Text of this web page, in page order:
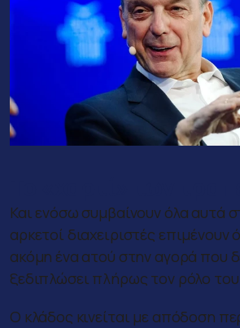
Και ενόσω συμβαίνουν όλα αυτά
αρκετοί διαχειριστές επιμένουν
ακόμη ένα ατού στην αγορά που
ξεδιπλώσει πλήρως τον ρόλο
Ο κλάδος κινείται με απόδοση